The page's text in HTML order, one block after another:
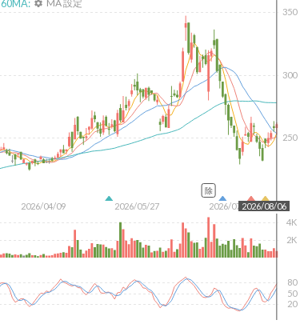
2026/04/09 2026/05/27 2026/07/15
250
300
350
2026/08/06
2K
4K
60MA: settings MA 設定
除
20
50
80